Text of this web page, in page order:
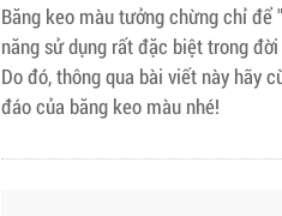
Băng keo màu tưởng chừng chỉ
năng sử dụng rất đặc biệt trong
Do đó, thông qua bài viết này hãy
đáo của băng keo màu nhé!